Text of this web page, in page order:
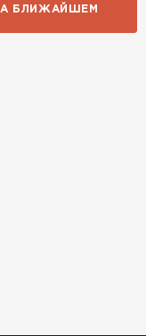
БЛИЖАЙШЕМ